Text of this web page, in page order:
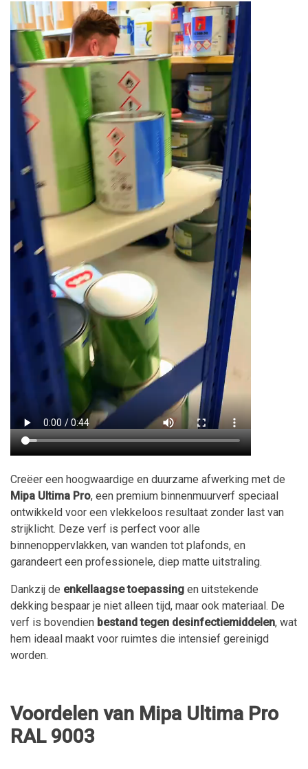
Creëer een hoogwaardige en duurzame afwerking met de
Mipa Ultima Pro, een premium binnenmuurverf speciaal
ontwikkeld voor een vlekkeloos resultaat zonder last van
strijklicht. Deze verf is perfect voor alle
binnenoppervlakken, van wanden tot plafonds, en
garandeert een professionele, diep matte uitstraling.
Dankzij de enkellaagse toepassing en uitstekende
dekking bespaar je niet alleen tijd, maar ook materiaal. De
verf is bovendien bestand tegen desinfectiemiddelen, wat
hem ideaal maakt voor ruimtes die intensief gereinigd
worden.
Voordelen van Mipa Ultima Pro
RAL 9003